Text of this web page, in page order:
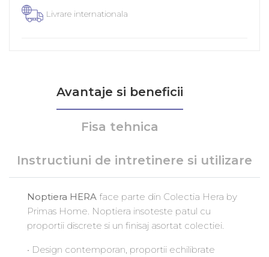
Livrare internationala
Avantaje si beneficii
Fisa tehnica
Instructiuni de intretinere si utilizare
Noptiera HERA face parte din Colectia Hera by
Primas Home. Noptiera insoteste patul cu
proportii discrete si un finisaj asortat colectiei.
• Design contemporan, proportii echilibrate